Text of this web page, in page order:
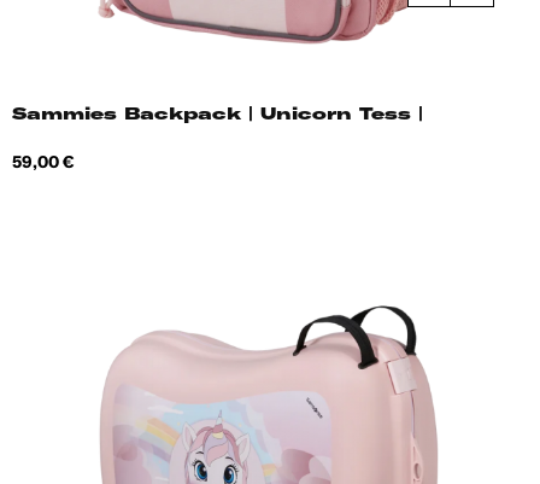
Sammies Backpack | Unicorn Tess |
Hind
59,00 €